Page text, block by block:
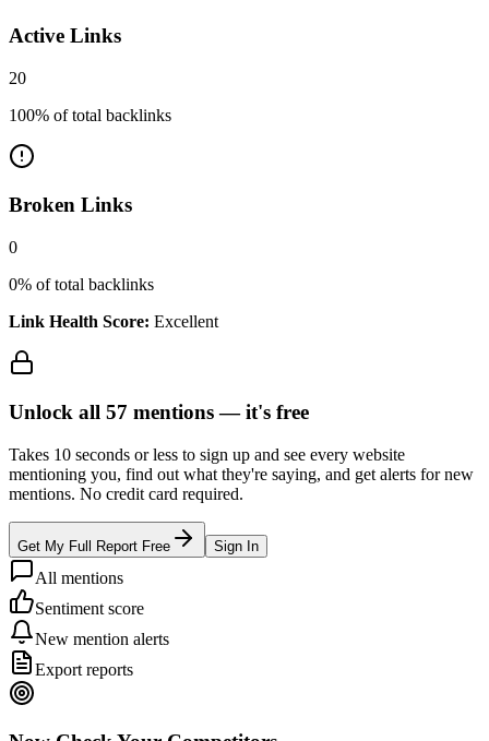
Active Links
20
100% of total backlinks
Broken Links
0
0% of total backlinks
Link Health Score: Excellent
Unlock all 57 mentions —it's free
Takes 10 seconds or less to sign up and see every website
mentioning you, find out what they're saying, and get alerts for new
mentions. No credit card required.
Get My Full Report Free Sign In
All mentions
Sentiment score
New mention alerts
Export reports